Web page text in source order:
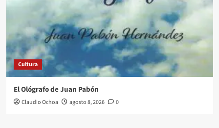
Cultura
El Ológrafo de Juan Pabón
Claudio Ochoa agosto 8, 2026 0